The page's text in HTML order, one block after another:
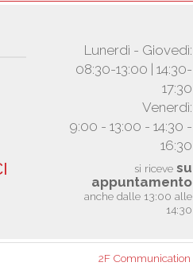
Lunerdì - Giovedì:
08:30-13:00 | 14:30-
17:30
Venerdì:
9:00 - 13:00 - 14:30 -
16:30
si riceve su
appuntamento
anche dalle 13:00 alle
14:30
2F